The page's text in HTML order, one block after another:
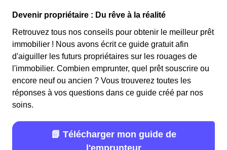
Devenir propriétaire : Du rêve à la réalité
Retrouvez tous nos conseils pour obtenir le meilleur prêt
immobilier ! Nous avons écrit ce guide gratuit afin
d'aiguiller les futurs propriétaires sur les rouages de
l'immobilier. Combien emprunter, quel prêt souscrire ou
encore neuf ou ancien ? Vous trouverez toutes les
réponses à vos questions dans ce guide créé par nos
soins.
📗 Télécharger mon guide de
l'emprunteur